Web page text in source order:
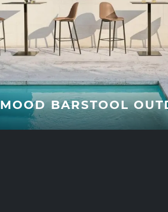
MOOD BARSTOOL